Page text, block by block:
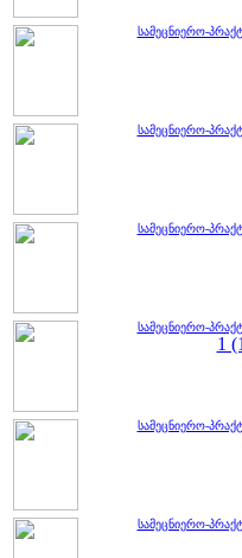
სამეცნიერო-
სამეცნიერო-
სამეცნიერო-
სამეცნიერო-
1
სამეცნიერო-
სამეცნიერო-